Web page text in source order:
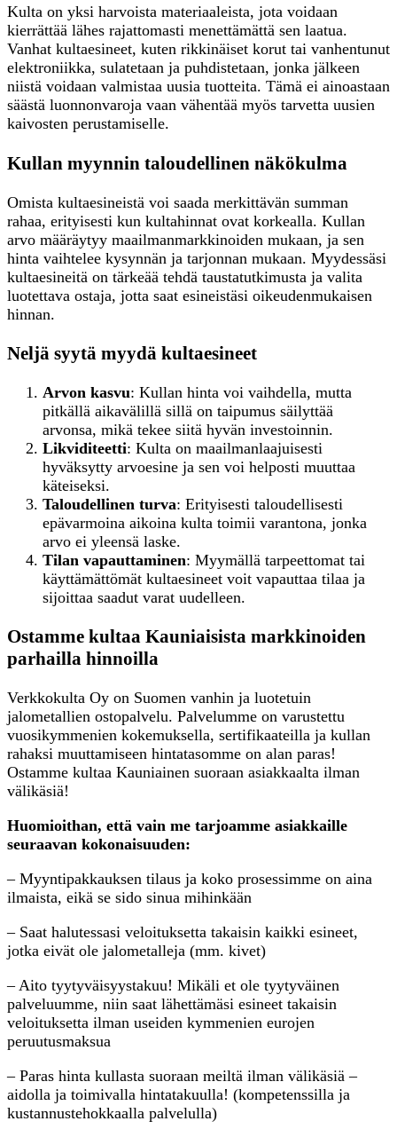
Kulta on yksi harvoista materiaaleista, jota voidaan
kierrättää lähes rajattomasti menettämättä sen laatua.
Vanhat kultaesineet, kuten rikkinäiset korut tai vanhentunut
elektroniikka, sulatetaan ja puhdistetaan, jonka jälkeen
niistä voidaan valmistaa uusia tuotteita. Tämä ei ainoastaan
säästä luonnonvaroja vaan vähentää myös tarvetta uusien
kaivosten perustamiselle.
Kullan myynnin taloudellinen näkökulma
Omista kultaesineistä voi saada merkittävän summan
rahaa, erityisesti kun kultahinnat ovat korkealla. Kullan
arvo määräytyy maailmanmarkkinoiden mukaan, ja sen
hinta vaihtelee kysynnän ja tarjonnan mukaan. Myydessäsi
kultaesineitä on tärkeää tehdä taustatutkimusta ja valita
luotettava ostaja, jotta saat esineistäsi oikeudenmukaisen
hinnan.
Neljä syytä myydä kultaesineet
Arvon kasvu: Kullan hinta voi vaihdella, mutta
pitkällä aikavälillä sillä on taipumus säilyttää
arvonsa, mikä tekee siitä hyvän investoinnin.
Likviditeetti: Kulta on maailmanlaajuisesti
hyväksytty arvoesine ja sen voi helposti muuttaa
käteiseksi.
Taloudellinen turva: Erityisesti taloudellisesti
epävarmoina aikoina kulta toimii varantona, jonka
arvo ei yleensä laske.
Tilan vapauttaminen: Myymällä tarpeettomat tai
käyttämättömät kultaesineet voit vapauttaa tilaa ja
sijoittaa saadut varat uudelleen.
Ostamme kultaa Kauniaisista markkinoiden
parhailla hinnoilla
Verkkokulta Oy on Suomen vanhin ja luotetuin
jalometallien ostopalvelu. Palvelumme on varustettu
vuosikymmenien kokemuksella, sertifikaateilla ja kullan
rahaksi muuttamiseen hintatasomme on alan paras!
Ostamme kultaa Kauniainen suoraan asiakkaalta ilman
välikäsiä!
Huomioithan, että vain me tarjoamme asiakkaille
seuraavan kokonaisuuden:
– Myyntipakkauksen tilaus ja koko prosessimme on aina
ilmaista, eikä se sido sinua mihinkään
– Saat halutessasi veloituksetta takaisin kaikki esineet,
jotka eivät ole jalometalleja (mm. kivet)
– Aito tyytyväisyystakuu! Mikäli et ole tyytyväinen
palveluumme, niin saat lähettämäsi esineet takaisin
veloituksetta ilman useiden kymmenien eurojen
peruutusmaksua
– Paras hinta kullasta suoraan meiltä ilman välikäsiä –
aidolla ja toimivalla hintatakuulla! (kompetenssilla ja
kustannustehokkaalla palvelulla)